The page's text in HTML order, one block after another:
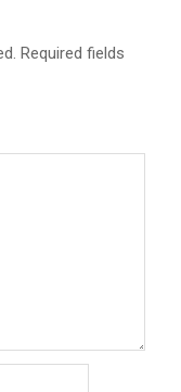
Required fields